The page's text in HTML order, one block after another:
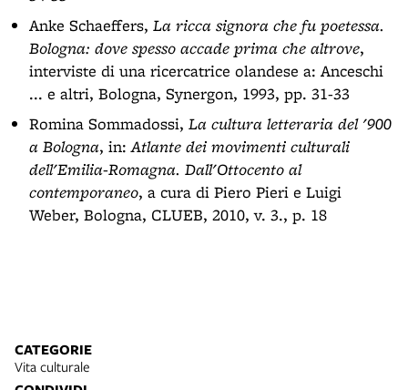
Anke Schaeffers, La ricca signora che fu poetessa.
Bologna: dove spesso accade prima che altrove,
interviste di una ricercatrice olandese a: Anceschi
... e altri, Bologna, Synergon, 1993, pp. 31-33
Romina Sommadossi, La cultura letteraria del '900
a Bologna, in:Atlante dei movimenti culturali
dell'Emilia-Romagna. Dall'Ottocento al
contemporaneo, a cura di Piero Pieri e Luigi
Weber, Bologna, CLUEB, 2010, v. 3., p. 18
CATEGORIE
Vita culturale